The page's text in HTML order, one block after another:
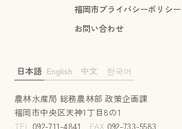
福岡市プライバシーポリシー
お問い合わせ
農林水産局 総務農林部 政策企画課
福岡市中央区天神1丁目8の1
TEL 092-711-4841 FAX 092-733-5583
日本語 English 中文 한국어